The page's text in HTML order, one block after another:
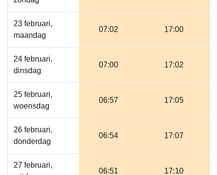
23 februari,
maandag
07:02 17:00
24 februari,
dinsdag
07:00 17:02
25 februari,
woensdag
06:57 17:05
26 februari,
donderdag
06:54 17:07
27 februari,
06:51 17:10